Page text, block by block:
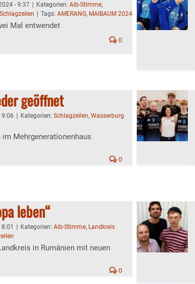
- 9:37 Kategorien: Aib-Stimme,
Schlagzeilen Tags: AMERANG, MAIBAUM 2024
Mal entwendet
0
geöffnet
9:06 Kategorien: Schlagzeilen, Wasserburg
Mehrgenerationenhaus
0
leben“
Kategorien: Aib-Stimme, Landkreis
in Rumänien mit neuen
0